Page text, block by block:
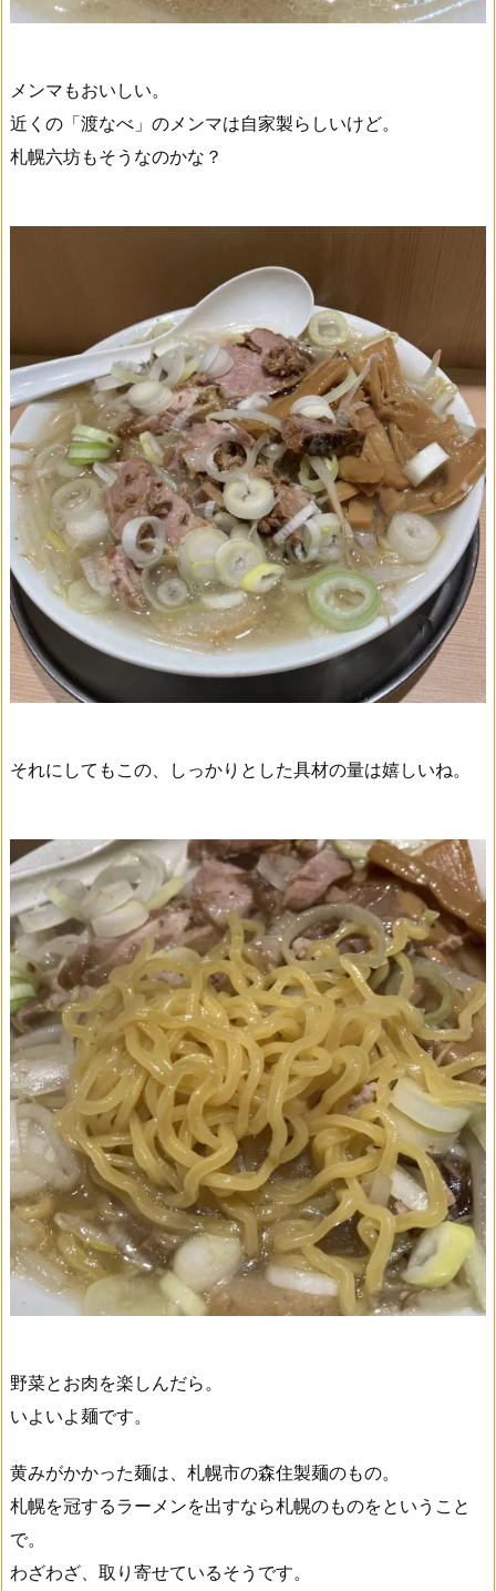
メンマもおいしい。
近くの「渡なべ」のメンマは自家製らしいけど。
札幌六坊もそうなのかな？
それにしてもこの、しっかりとした具材の量は嬉しいね。
野菜とお肉を楽しんだら。
いよいよ麺です。
黄みがかかった麺は、札幌市の森住製麺のもの。
札幌を冠するラーメンを出すなら札幌のものをということ
で。
わざわざ、取り寄せているそうです。